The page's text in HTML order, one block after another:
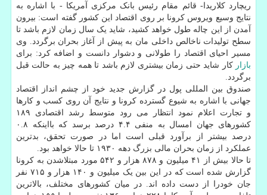
ریچارد کلاریدا- قائم مقام رئیس بانک مرکزی آمریکا - با اشاره به
نتایج وسیع ویروس کرونا بر روی اقتصاد این کشور گفته است: بیرون
آمدن از این چاله طول خواهد کشید، شاید یک سال زمان لازم باشد تا
سطح تولیدات ناخالص داخلی مان به پیش از آغاز بحران برگردد. وی
مسیر احیای اقتصاد را طولانی و دشوار دانست و اضافه کرد: برای
بازار کار شاید حتی زمان بیشتری لازم باشد تا همه چیز به حالت قبل
برگردد.
صندوق بین المللی پول در گزارش جدید خود از چشم انداز اقتصاد
جهانی با اشاره به شیوع گسترده کرونا و نتایج آن روی کسب و کارها
و تجارت اعلام نمود انتظار می رود متوسط رشد اقتصادی ۱۸۹
کشورهای جهان امسال به منفی ۴.۴ درصد برسد که بااینکه ۰.۸
درصد بیشتر از برآورد قبلی است اما در صورت تحقق، بدترین
عملکرد از زمان بحران مالی بزرگ دهه ۱۹۳۰ تا حالا خواهد بود.
تا حالا بیش از ۴۱ میلیون و ۸۷۸ هزار و ۵۴۲ مورد مبتلاشدن به کرونا
گزارش شده است که در این بین یک میلیون و ۱۴۰ هزار و ۷۱۵ نفر
جان خودرا از دست داده اند. در میان کشورهای مختلف، بالاترین